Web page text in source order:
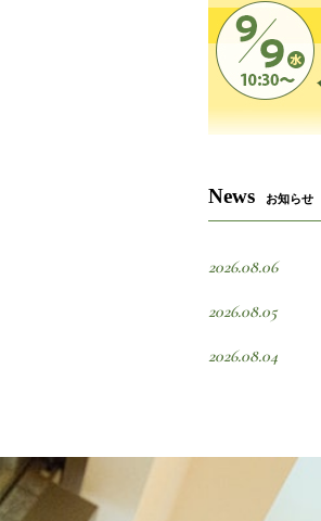
News お知らせ
2026.08.06
2026.08.05
2026.08.04